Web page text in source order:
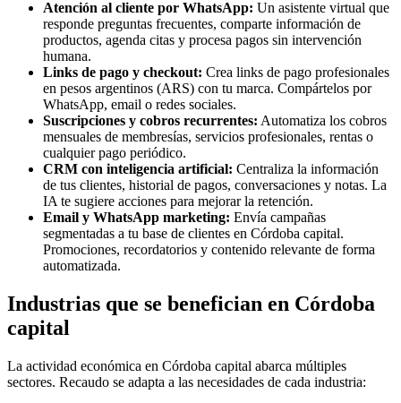
Atención al cliente por WhatsApp: Un asistente virtual que
responde preguntas frecuentes, comparte información de
productos, agenda citas y procesa pagos sin intervención
humana.
Links de pago y checkout: Crea links de pago profesionales
en pesos argentinos (ARS) con tu marca. Compártelos por
WhatsApp, email o redes sociales.
Suscripciones y cobros recurrentes: Automatiza los cobros
mensuales de membresías, servicios profesionales, rentas o
cualquier pago periódico.
CRM con inteligencia artificial: Centraliza la información
de tus clientes, historial de pagos, conversaciones y notas. La
IA te sugiere acciones para mejorar la retención.
Email y WhatsApp marketing: Envía campañas
segmentadas a tu base de clientes en Córdoba capital.
Promociones, recordatorios y contenido relevante de forma
automatizada.
Industrias que se benefician en Córdoba
capital
La actividad económica en Córdoba capital abarca múltiples
sectores. Recaudo se adapta a las necesidades de cada industria: